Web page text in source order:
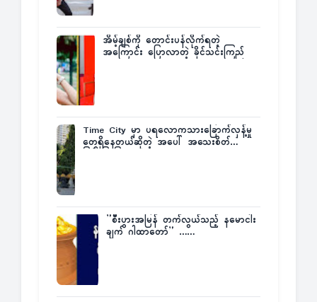
အိမ့်ချစ်ကို တောင်းပန်လိုက်ရတဲ့
အကြောင်း ပြောလာတဲ့ ခိုင်သင်းကြည်
Time City မှာ ပရလောကသားခြောက်လှန့်မှု
တွေရှိနေတယ်ဆိုတဲ့ အပေါ် အသေးစိတ်
”စီးပွားအမြန် တက်လွယ်သည့် နမောငါး
ချက် ဂါထာတော်” ……